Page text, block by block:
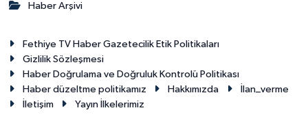
Haber Arşivi
Fethiye TV Haber Gazetecilik Etik Politikaları
Gizlilik Sözleşmesi
Haber Doğrulama ve Doğruluk Kontrolü Politikası
Haber düzeltme politikamız
Hakkımızda
İlan_verme
İletişim
Yayın İlkelerimiz